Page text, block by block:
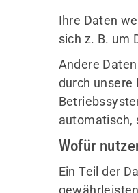
Ihre Daten
sich z. B. um
Andere
durch unsere
automatisch,
Wofür
Ein Teil der